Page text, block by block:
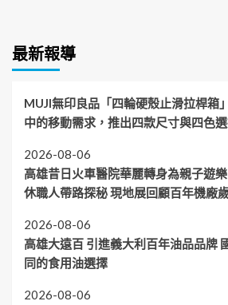
最新報導
MUJI無印良品「四輪硬殼止滑拉桿箱
中的移動需求，推出四款尺寸與四色
2026-08-06
高雄昔日火車醫院華麗轉身為親子遊
休職人帶路探秘 現地展回顧百年機廠
2026-08-06
高雄大遠百 引進義大利百年油品品牌
同的食用油選擇
2026-08-06